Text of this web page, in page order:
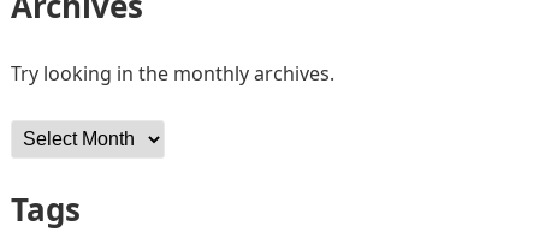
Try looking in the monthly archives.
Archives
Tags